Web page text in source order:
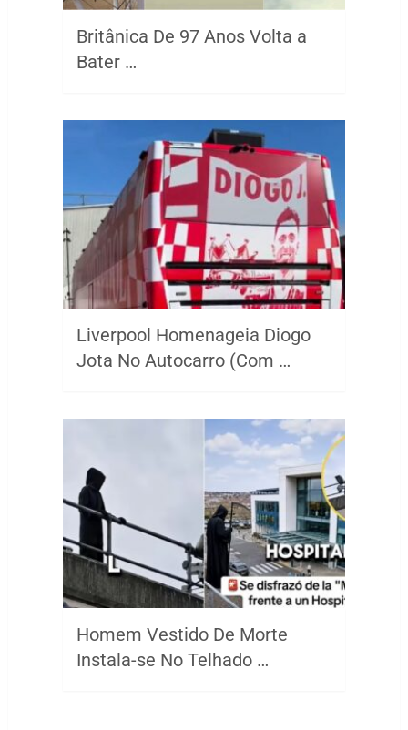
Britânica De 97 Anos Volta a
Bater …
Liverpool Homenageia Diogo
Jota No Autocarro (Com …
Homem Vestido De Morte
Instala-se No Telhado …